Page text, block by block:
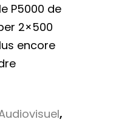
P5000 de
2×500
encore
,